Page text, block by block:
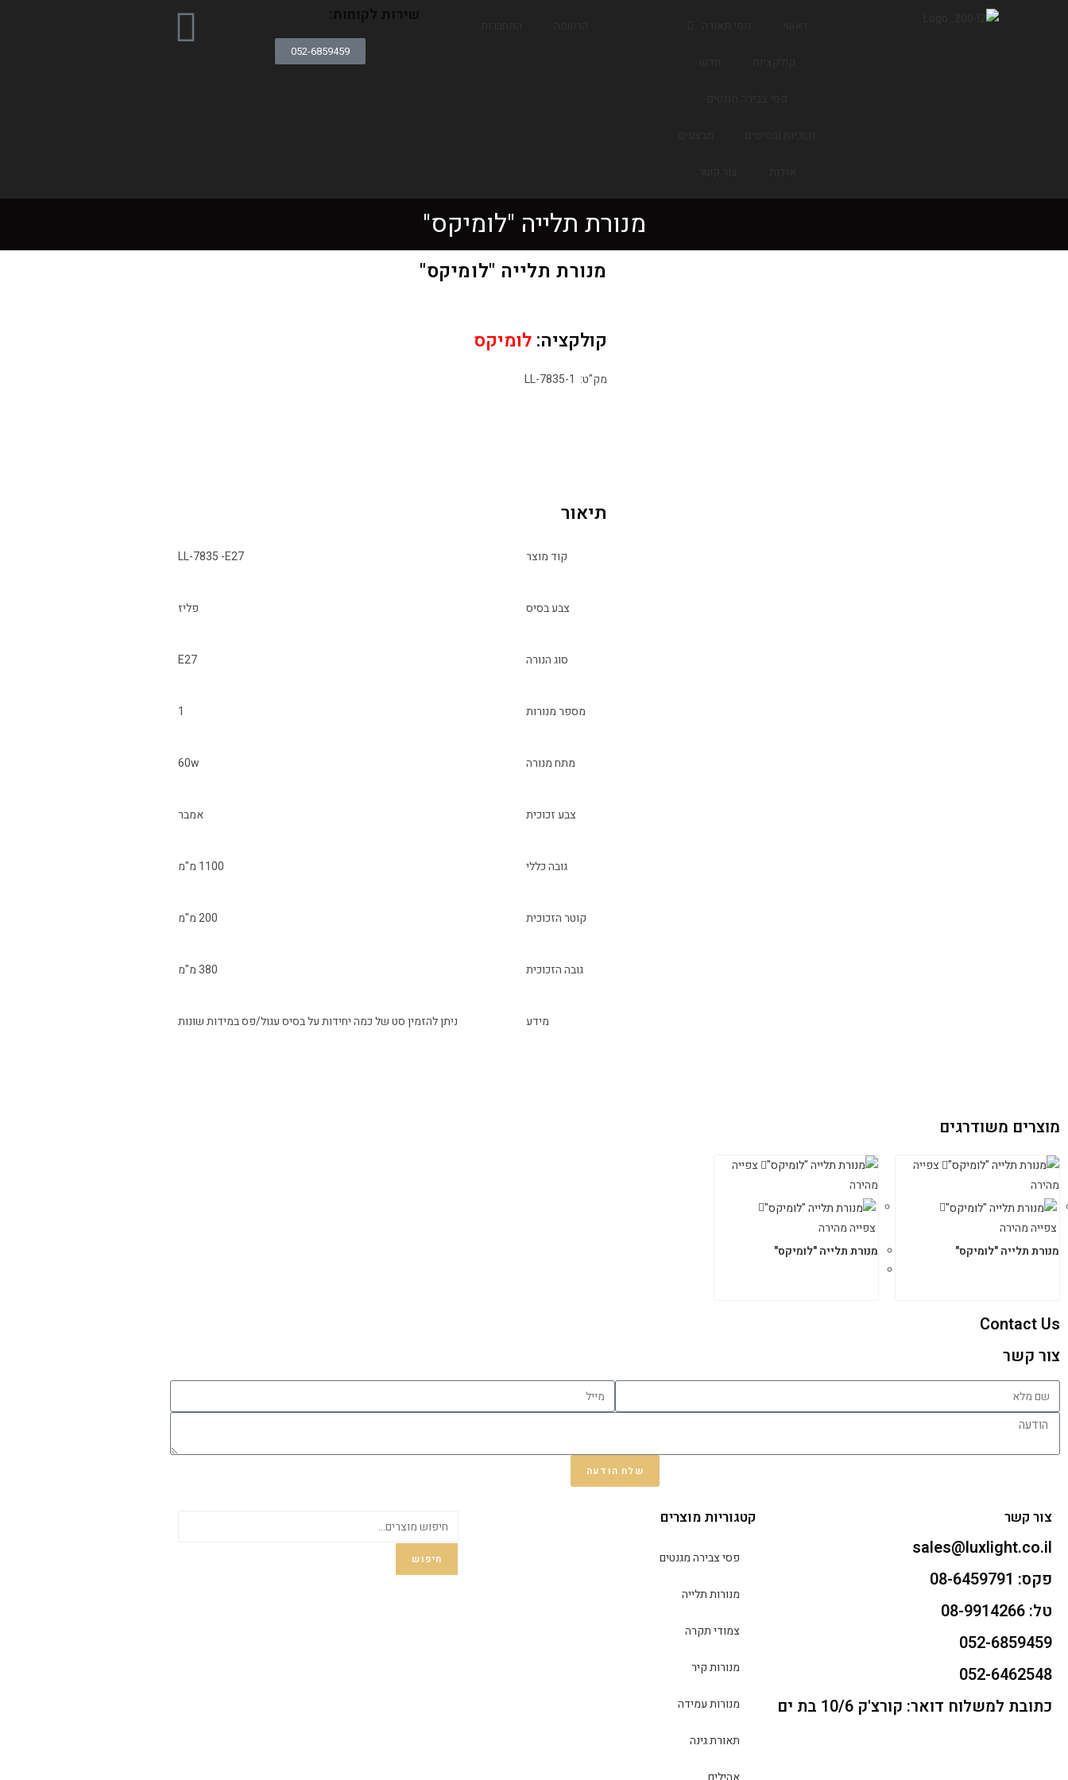
שירות לקוחות:
052-6859459
מנורת תלייה "לומיקס"
מנורת תלייה "לומיקס"
קולקציה: לומיקס
מק"ט: LL-7835-1
תיאור
קוד מוצר LL-7835 -E27
צבע בסיס פליז
סוג הנורה E27
מספר מנורות 1
מתח מנורה 60w
צבע זכוכית אמבר
גובה כללי 1100 מ"מ
קוטר הזכוכית 200 מ"מ
גובה הזכוכית 380 מ"מ
מידע ניתן להזמין סט של כמה יחידות על בסיס עגול/פס במידות שונות
מוצרים משודרגים
צפייה
מהירה
צפייה מהירה
מנורת תלייה "לומיקס"
צפייה
מהירה
צפייה מהירה
מנורת תלייה "לומיקס"
Contact Us
צור קשר
שלח הודעה
צור קשר
sales@luxlight.co.il
פקס: 08-6459791
טל: 08-9914266
052-6859459
052-6462548
כתובת למשלוח דואר: קורצ'ק 10/6 בת ים
קטגוריות מוצרים
פסי צבירה מגנטים
מנורות תלייה
צמודי תקרה
מנורות קיר
מנורות עמידה
תאורת גינה
חיפוש